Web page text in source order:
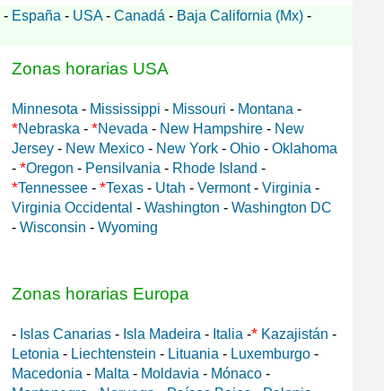
- España - USA- Canadá - Baja California (Mx) -
Zonas horarias USA
Minnesota - Mississippi - Missouri - Montana -
*Nebraska - *Nevada - New Hampshire - New
Jersey - New Mexico - New York - Ohio - Oklahoma
- *Oregon - Pensilvania - Rhode Island -
*Tennessee - *Texas - Utah - Vermont- Virginia -
Virginia Occidental - Washington - Washington DC
- Wisconsin - Wyoming
Zonas horarias Europa
- Islas Canarias - Isla Madeira - Italia -* Kazajistán -
Letonia - Liechtenstein - Lituania - Luxemburgo -
Macedonia - Malta - Moldavia - Mónaco -